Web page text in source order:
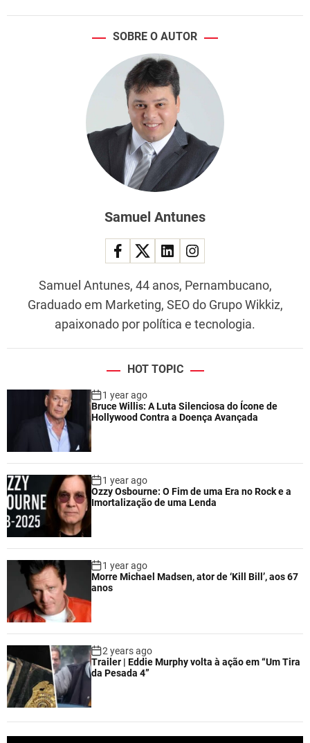
SOBRE O AUTOR
Samuel Antunes
Samuel Antunes, 44 anos, Pernambucano,
Graduado em Marketing, SEO do Grupo Wikkiz,
apaixonado por política e tecnologia.
HOT TOPIC
1 year ago
Bruce Willis: A Luta Silenciosa do Ícone de
Hollywood Contra a Doença Avançada
1 year ago
Ozzy Osbourne: O Fim de uma Era no Rock e a
Imortalização de uma Lenda
1 year ago
Morre Michael Madsen, ator de ‘Kill Bill’, aos 67
anos
2 years ago
Trailer | Eddie Murphy volta à ação em “Um Tira
da Pesada 4”